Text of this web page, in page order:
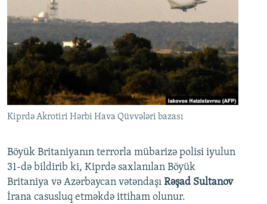
Kiprdə Akrotiri Hərbi Hava Qüvvələri bazası
Böyük Britaniyanın terrorla mübarizə polisi iyulun
31-də bildirib ki, Kiprdə saxlanılan Böyük
Britaniya və Azərbaycan vətəndaşı Rəşad Sultanov
İrana casusluq etməkdə ittiham olunur.